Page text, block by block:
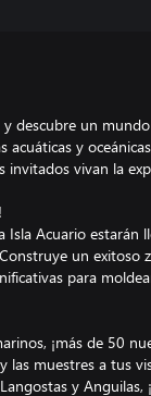
y descubre un
acuáticas y
invitados vivan la
Acuario estarán
un
para
¡más de 50
las muestres a tus
y